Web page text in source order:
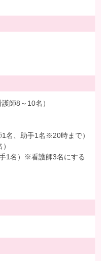
師8～10名）
名、助手1名※20時まで）
1名）※看護師3名にする